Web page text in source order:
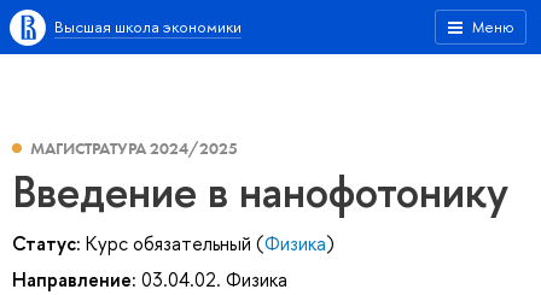
Меню
Высшая школа экономики
МАГИСТРАТУРА 2024/2025
Введение в нанофотонику
Статус: Курс обязательный (Физика)
Направление: 03.04.02. Физика